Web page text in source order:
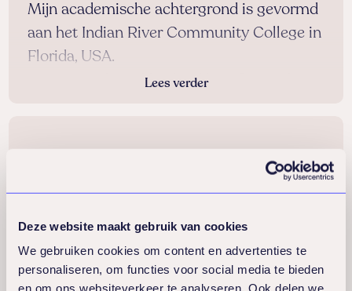
Deze website maakt gebruik van cookies
We gebruiken cookies om content en advertenties te
personaliseren, om functies voor social media te bieden
en om ons websiteverkeer te analyseren. Ook delen we
Mijn academische achtergrond is gevormd
aan het Indian River Community College in
Florida, USA.
Naast mijn betrokkenheid bij Lifeguard,
passies, zoals mountainbiken, golf en
crossfit/boksen, vormen een integraal
onderdeel van mijn streven naar een
gezonde en actieve levensstijl.
Lees verder